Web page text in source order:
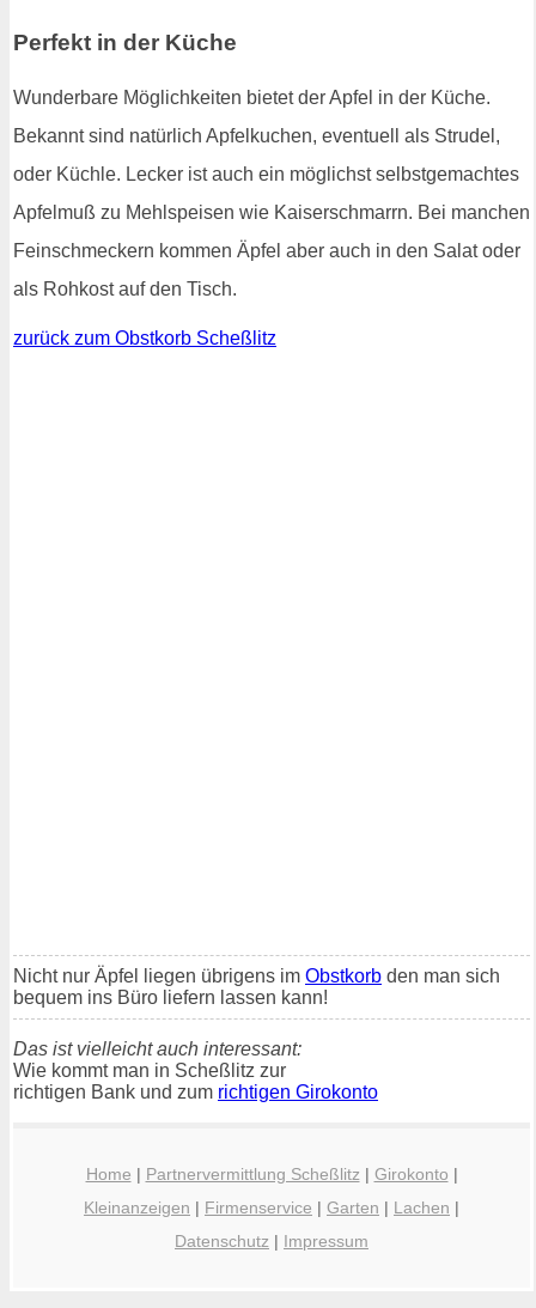
Perfekt in der Küche
Wunderbare Möglichkeiten bietet der Apfel in der Küche.
Bekannt sind natürlich Apfelkuchen, eventuell als Strudel,
oder Küchle. Lecker ist auch ein möglichst selbstgemachtes
Apfelmuß zu Mehlspeisen wie Kaiserschmarrn. Bei manchen
Feinschmeckern kommen Äpfel aber auch in den Salat oder
als Rohkost auf den Tisch.
zurück zum Obstkorb Scheßlitz
Nicht nur Äpfel liegen übrigens im Obstkorb den man sich
bequem ins Büro liefern lassen kann!
Das ist vielleicht auch interessant:
Wie kommt man in Scheßlitz zur
richtigen Bank und zum richtigen Girokonto
Home | Partnervermittlung Scheßlitz| Girokonto |
Kleinanzeigen | Firmenservice | Garten | Lachen |
Datenschutz | Impressum